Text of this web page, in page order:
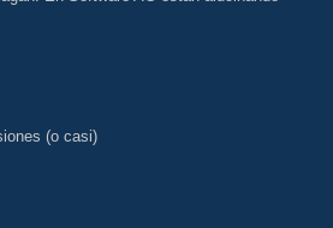
(o casi)